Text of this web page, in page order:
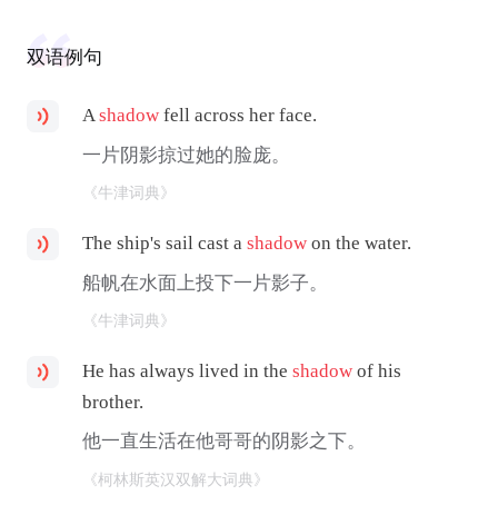
双语例句
Ashadow fell across her face.
一片阴影掠过她的脸庞。
《牛津词典》
The ship's sail cast ashadow on the water.
船帆在水面上投下一片影子。
《牛津词典》
He has always lived in theshadow of his
brother.
他一直生活在他哥哥的阴影之下。
《柯林斯英汉双解大词典》